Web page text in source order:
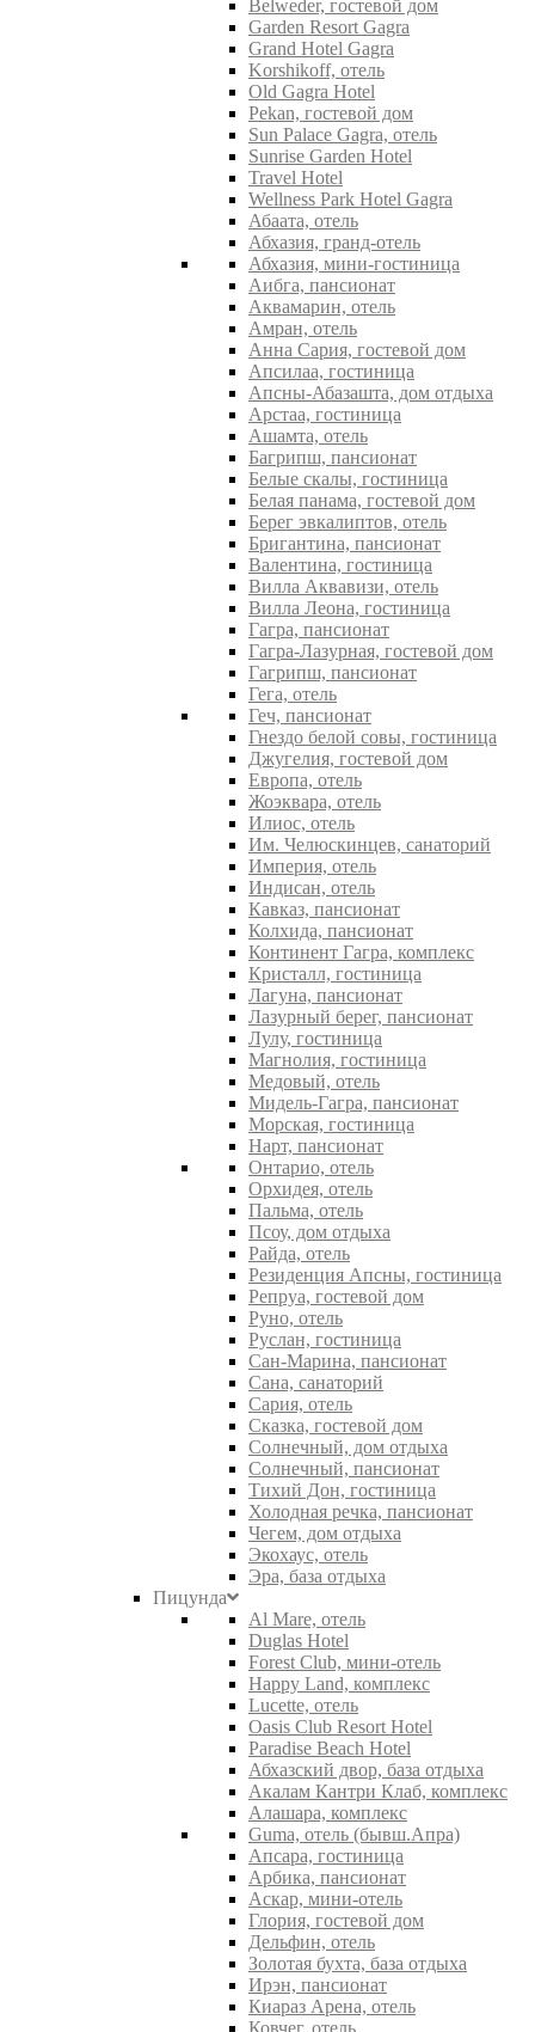
Belweder, гостевой дом
Garden Resort Gagra
Grand Hotel Gagra
Korshikoff, отель
Old Gagra Hotel
Pekan, гостевой дом
Sun Palace Gagra, отель
Sunrise Garden Hotel
Travel Hotel
Wellness Park Hotel Gagra
Абаата, отель
Абхазия, гранд-отель
Абхазия, мини-гостиница
Аибга, пансионат
Аквамарин, отель
Амран, отель
Анна Сария, гостевой дом
Апсилаа, гостиница
Апсны-Абазашта, дом отдыха
Арстаа, гостиница
Ашамта, отель
Багрипш, пансионат
Белые скалы, гостиница
Белая панама, гостевой дом
Берег эвкалиптов, отель
Бригантина, пансионат
Валентина, гостиница
Вилла Аквавизи, отель
Вилла Леона, гостиница
Гагра, пансионат
Гагра-Лазурная, гостевой дом
Гагрипш, пансионат
Гега, отель
Геч, пансионат
Гнездо белой совы, гостиница
Джугелия, гостевой дом
Европа, отель
Жоэквара, отель
Илиос, отель
Им. Челюскинцев, санаторий
Империя, отель
Индисан, отель
Кавказ, пансионат
Колхида, пансионат
Континент Гагра, комплекс
Кристалл, гостиница
Лагуна, пансионат
Лазурный берег, пансионат
Лулу, гостиница
Магнолия, гостиница
Медовый, отель
Мидель-Гагра, пансионат
Морская, гостиница
Нарт, пансионат
Онтарио, отель
Орхидея, отель
Пальма, отель
Псоу, дом отдыха
Райда, отель
Резиденция Апсны, гостиница
Репруа, гостевой дом
Руно, отель
Руслан, гостиница
Сан-Марина, пансионат
Сана, санаторий
Сария, отель
Сказка, гостевой дом
Солнечный, дом отдыха
Солнечный, пансионат
Тихий Дон, гостиница
Холодная речка, пансионат
Чегем, дом отдыха
Экохаус, отель
Эра, база отдыха
Пицунда
Al Mare, отель
Duglas Hotel
Forest Club, мини-отель
Happy Land, комплекс
Lucette, отель
Oasis Club Resort Hotel
Paradise Beach Hotel
Абхазский двор, база отдыха
Акалам Кантри Клаб, комплекс
Алашара, комплекс
Guma, отель (бывш.Апра)
Апсара, гостиница
Арбика, пансионат
Аскар, мини-отель
Глория, гостевой дом
Дельфин, отель
Золотая бухта, база отдыха
Ирэн, пансионат
Киараз Арена, отель
Ковчег, отель